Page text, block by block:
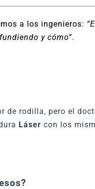
a los ingenieros:
y cómo”.
de rodilla, pero el
Láser con los